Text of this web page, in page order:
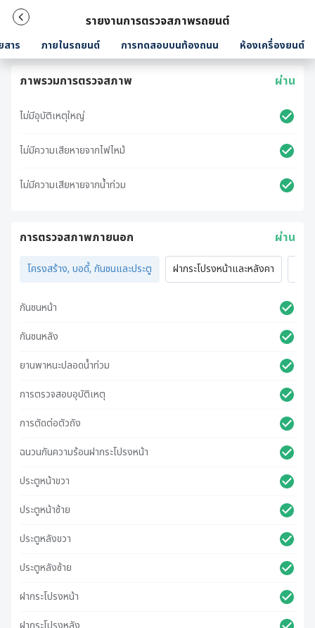
รายงานการตรวจสภาพรถยนต์
าร ภายในรถยนต์ การทดสอบบนท้องถนน ห้องเครื่องยนต์
ภาพรวมการตรวจสภาพ ผ่าน
ไม่มีอุบัติเหตุใหญ่
ไม่มีความเสียหายจากไฟไหม้
ไม่มีความเสียหายจากน้ำท่วม
การตรวจสภาพภายนอก ผ่าน
โครงสร้าง, บอดี้, กันชนและประตู ฝากระโปรงหน้าและหลังคา
กันชนหน้า
กันชนหลัง
ยานพาหนะปลอดน้ําท่วม
การตรวจสอบอุบัติเหตุ
การตัดต่อตัวถัง
ฉนวนกันความร้อนฝากระโปรงหน้า
ประตูหน้าขวา
ประตูหน้าซ้าย
ประตูหลังขวา
ประตูหลังซ้าย
ฝากระโปรงหน้า